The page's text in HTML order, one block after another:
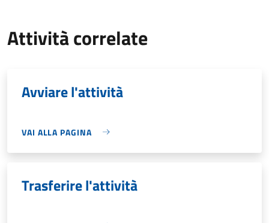
Attività correlate
Avviare l'attività
VAI ALLA PAGINA
Trasferire l'attività